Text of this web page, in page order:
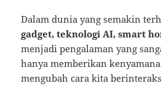
Dalam dunia yang semakin
gadget, teknologi AI, smart
menjadi pengalaman yang
hanya memberikan
mengubah cara kita